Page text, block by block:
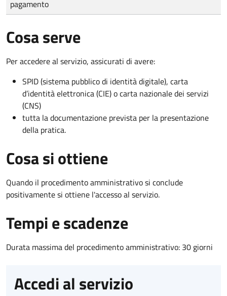
pagamento
Cosa serve
Per accedere al servizio, assicurati di avere:
SPID (sistema pubblico di identità digitale), carta
d’identità elettronica (CIE) o carta nazionale dei servizi
(CNS)
tutta la documentazione prevista per la presentazione
della pratica.
Cosa si ottiene
Quando il procedimento amministrativo si conclude
positivamente si ottiene l'accesso al servizio.
Tempi e scadenze
Durata massima del procedimento amministrativo: 30 giorni
Accedi al servizio